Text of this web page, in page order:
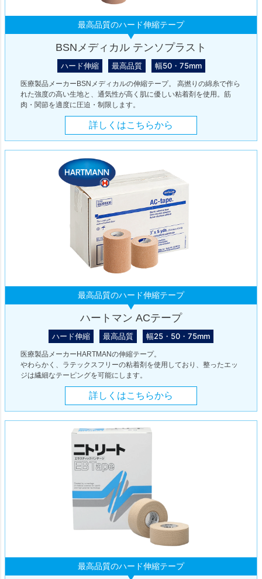
最高品質のハード伸縮テープ
BSNメディカル テンソプラスト
ハード伸縮 最高品質 幅50・75mm
医療製品メーカーBSNメディカルの伸縮テープ。 高撚りの綿糸で作ら
れた強度の高い生地と、通気性が高く肌に優しい粘着剤を使用。筋
肉・関節を適度に圧迫・制限します。
詳しくはこちらから
最高品質のハード伸縮テープ
ハートマン ACテープ
ハード伸縮 最高品質 幅25・50・75mm
医療製品メーカーHARTMANの伸縮テープ。
やわらかく、ラテックスフリーの粘着剤を使用しており、整ったエッ
ジは繊細なテーピングを可能にします。
詳しくはこちらから
最高品質のハード伸縮テープ